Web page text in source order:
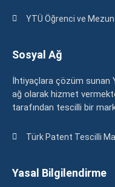
YTÜ Öğrenci ve
Sosyal Ağ
İhtiyaçlara çözüm sunan
ağ olarak hizmet
tarafından tescilli bir
Türk Patent Tescilli
Yasal Bilgilendirme